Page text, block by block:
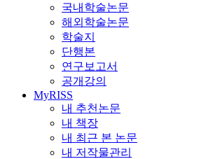
국내학술논문
해외학술논문
학술지
단행본
연구보고서
공개강의
MyRISS
내 추천논문
내 책장
내 최근 본 논문
내 저작물관리